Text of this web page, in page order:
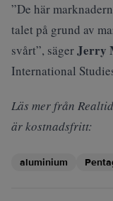
”De här
talet på grund av
svårt”, sägerJerry
International
Läs mer från
är kostnadsfritt:
aluminium